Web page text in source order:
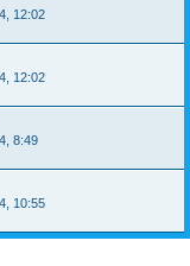
12:02
12:02
8:49
10:55